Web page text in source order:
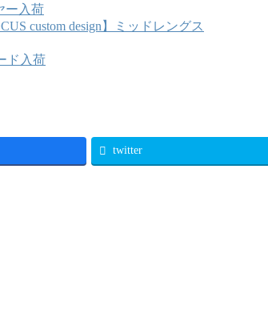
ー入荷
custom design】ミッドレングス
ド入荷
twitter